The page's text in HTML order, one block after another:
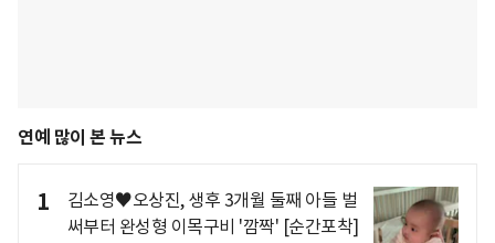
연예 많이 본 뉴스
1
김소영♥오상진, 생후 3개월 둘째 아들 벌
써부터 완성형 이목구비 '깜짝' [순간포착]